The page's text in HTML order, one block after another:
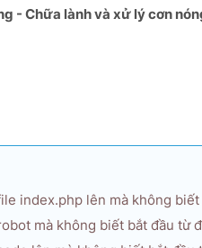
- Chữa lành và xử lý cơn
index.php lên mà không
mà không biết bắt đầu từ